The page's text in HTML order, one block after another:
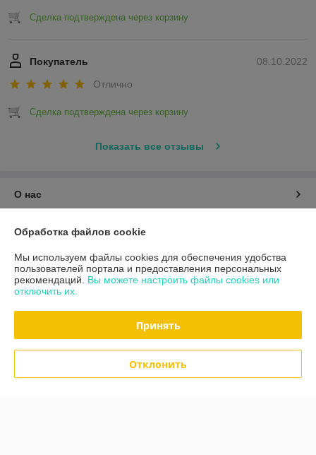
Сделка подтверждена через корзину
08.10.2022
Покупатель
Отлично
Сделка подтверждена через корзину
Показать все отзывы
О нас
Контакты
Доставка и оплата
График работы
Политика обработки cookies
Обработка файлов cookie
Мы используем файлы cookies для обеспечения удобства
пользователей портала и предоставления персональных
рекомендаций. Вы можете настроить файлы cookies или
отключить их.
Принять
Отклонить